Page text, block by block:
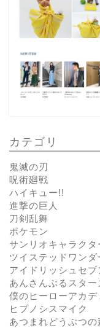
カテゴリ
鬼滅の刃
呪術廻戦
ハイキュー!!
進撃の巨人
刀剣乱舞
ポケモン
サンリオキャラクタ
ツイステッドワンダ
アイドリッシュセブ
あんさんぶるスター
僕のヒーローアカデ
ヒプノシスマイク
あつまれどうぶつの